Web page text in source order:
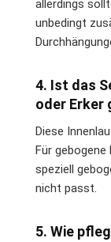
allerdings
unbedingt
4. Ist das
oder Erker
Diese
Für
speziell
nicht passt.
5. Wie